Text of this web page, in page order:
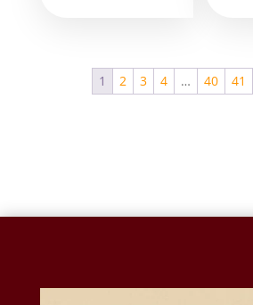
1 2 3 4 … 40 41